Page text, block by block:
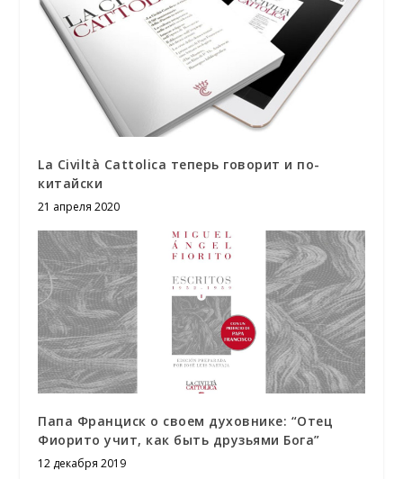
La Civiltà Cattolica теперь говорит и по-
китайски
21 апреля 2020
Папа Франциск о своем духовнике: “Отец
Фиорито учит, как быть друзьями Бога”
12 декабря 2019